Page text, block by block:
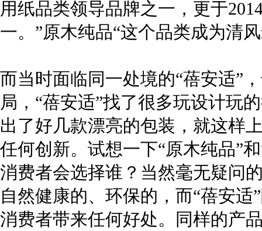
用纸品类领导品牌之一，更于
一。”原木纯品“这个品类成为清
而当时面临同一处境的“蓓安适”
局，“蓓安适”找了很多玩设计玩
出了好几款漂亮的包装，就这样
任何创新。试想一下“原木纯品”
消费者会选择谁？当然毫无疑问
自然健康的、环保的，而“蓓安适
消费者带来任何好处。同样的产